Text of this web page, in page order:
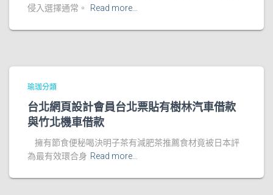
侵入選擇通常。
Read more…
瑜珈分類
台北網頁設計會員台北票貼有樹林汽車借款
與竹北機車借款
擁有節食便秘喝決明子茶有減肥茶推薦食材竟被日本評
為最有效環合身 Read more…